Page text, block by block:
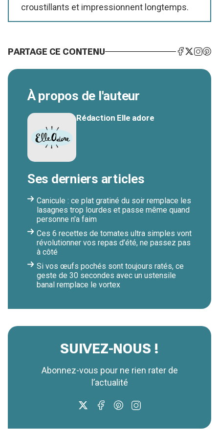
croustillants et impressionnent longtemps.
PARTAGE CE CONTENU
À propos de l'auteur
Rédaction Elle adore
Ses derniers articles
Canicule : ce plat gratiné du soir remplace les
lasagnes trop lourdes et passe même quand
personne n'a faim
Ces 6 recettes de tomates ultra simples vont
révolutionner vos repas d’été, ne passez pas
à côté
Si vos œufs pochés sont toujours ratés, ce
geste de 30 secondes avec un ustensile
banal remplace le vortex
SUIVEZ-NOUS !
Abonnez-vous pour ne rien rater de
l’actualité